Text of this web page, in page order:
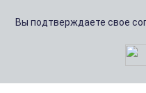
Вы подтверждаете свое